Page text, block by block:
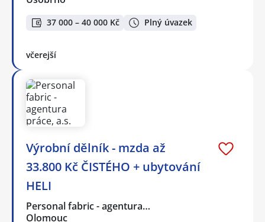
37 000 – 40 000 Kč Plný úvazek
včerejší
Výrobní dělník - mzda až
33.800 Kč ČISTÉHO + ubytování
HELI
Personal fabric - agentura…
Olomouc